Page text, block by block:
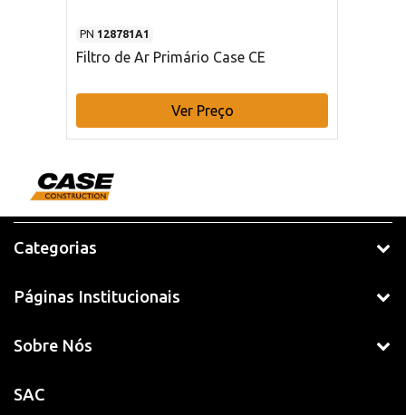
PN 128781A1
Filtro de Ar Primário Case CE
Ver Preço
Categorias
Páginas Institucionais
Sobre Nós
SAC